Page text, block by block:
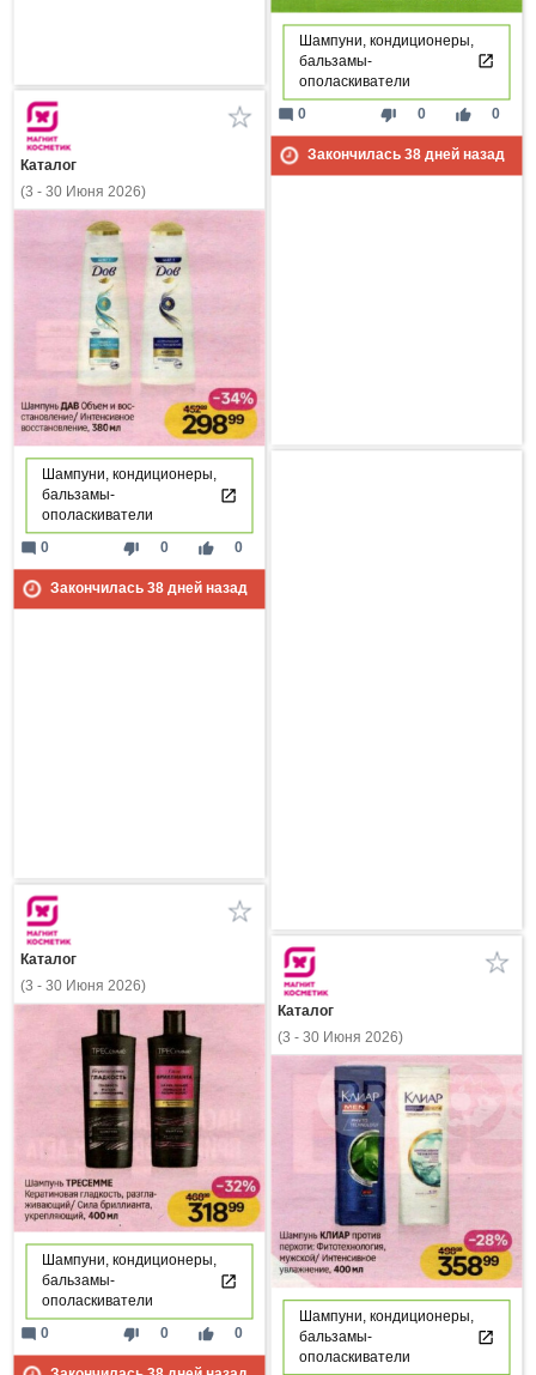
Шампуни, кондиционеры,
бальзамы-
ополаскиватели
thumb_down 0 thumb_up 0
mode_comment 0
Закончилась 38дней назад
Каталог
(3 - 30 Июня 2026)
Шампуни, кондиционеры,
бальзамы-
ополаскиватели
thumb_down 0 thumb_up 0
mode_comment 0
Закончилась 38дней назад
Каталог
(3 - 30 Июня 2026)
Шампуни, кондиционеры,
бальзамы-
ополаскиватели
thumb_down 0 thumb_up 0
mode_comment 0
Каталог
(3 - 30 Июня 2026)
Шампуни, кондиционеры,
бальзамы-
ополаскиватели